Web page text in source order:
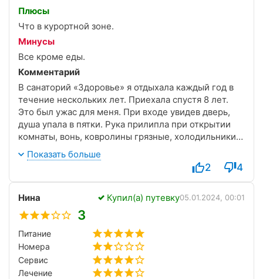
Плюсы
Что в курортной зоне.
Минусы
Все кроме еды.
Комментарий
В санаторий «Здоровье» я отдыхала каждый год в
течение нескольких лет. Приехала спустя 8 лет.
Это был ужас для меня. При входе увидев дверь,
душа упала в пятки. Рука прилипла при открытии
комнаты, вонь, ковролины грязные, холодильники
настолько страшные, что при их виде
подташнивает. Менеджеры сразу предложили за
доплату другие номера. Комнаты 2 категории чуть-
чуть отличаются от 3 категории, а 1 категория с
огромной доплатой оказалась не на много лучше.
На самодельных кроватях матрас не по размеру,
утром половина которого на полу. Ведь люди не
скоты, они целый год работают, откладывают на
отдых и лечение, зачем же им предлагать условия
и красивые фотографии, которые не соответствуют
действительности. Спасибо, Кира.
Показать больше
2 4
Нина Купил(а) путевку05.01.2024, 00:01
3
Питание
Номера
Сервис
Лечение